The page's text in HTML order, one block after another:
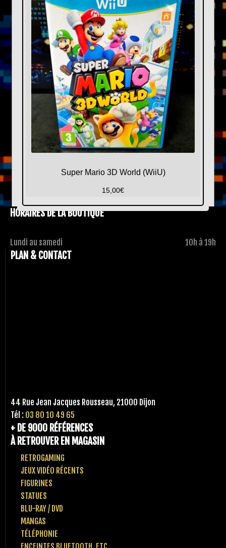
Super Mario 3D World (WiiU)
15,00€
HORAIRES DE LA BOUTIQUE
Lundi au samedi 10h à 19h
PLAN & CONTACT
44 Rue Jean Jacques Rousseau, 21000 Dijon
Tél : 03 80 10 49 65
+ DE 9000 RÉFÉRENCES
À RETROUVER EN MAGASIN
RETROGAMING
JEUX VIDÉO RÉCENTS
FIGURINES
STATUES
BLU-RAY / DVD
MANGAS
TÉLÉPHONIE